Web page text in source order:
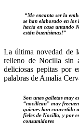
“Me encanta ser la
se han elaborado en los
hacía en casa untando
están buenísimas!”
La última novedad de
relleno de Nocilla sin
deliciosas pepitas por
palabras de Amalia
Son unas galletas muy
“nocillean” muy
quienes han convertido
fieles de Nocilla, y por
consumidores